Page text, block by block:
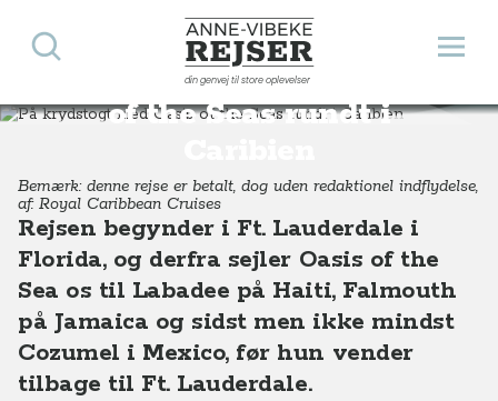
Anne-Vibeke Rejser
din genvej til store oplevelser
Åbn
Søg
På krydstogt med Oasis
of the Seas rundt i
Destinationer Nordamerika USA Florida På krydstogt med Oasis of the Seas rundt i Caribien
Bemærk: denne rejse er betalt, dog uden redaktionel indflydelse,
af: Royal Caribbean Cruises
Rejsen begynder i Ft. Lauderdale i
Florida, og derfra sejler Oasis of the
Sea os til Labadee på Haiti, Falmouth
på Jamaica og sidst men ikke mindst
Cozumel i Mexico, før hun vender
tilbage til Ft. Lauderdale.